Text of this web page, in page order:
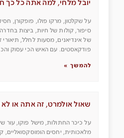
יובל מלחי, למה אתה כל כך
על שקלטון, מרקו פולו, פופקורן,
סיפור, קולות של חיות, ביצות
של אינדיאנים, מסעות לחלל, תיאורי
פודקאסטים. עם האיש הכי עסוק
להמשך »
שאול אולמרט, זה אתה או
על כיכר החתולות, מישל פוקו, עור
מלאכותית, יחסים הומוסקסואליים,